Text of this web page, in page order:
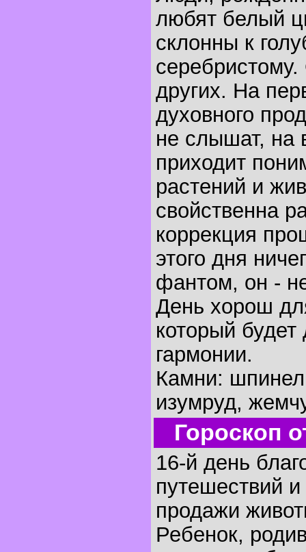
любят белый
склонны к
других. На
духовного
не слышат, на
приходит
растений и
свойственна
коррекция
этого дня
фантом, он -
День хорош
который
гармонии.
Камни:
изумруд,
Гороскоп
16-й день
путешествий
продажи
Ребенок,